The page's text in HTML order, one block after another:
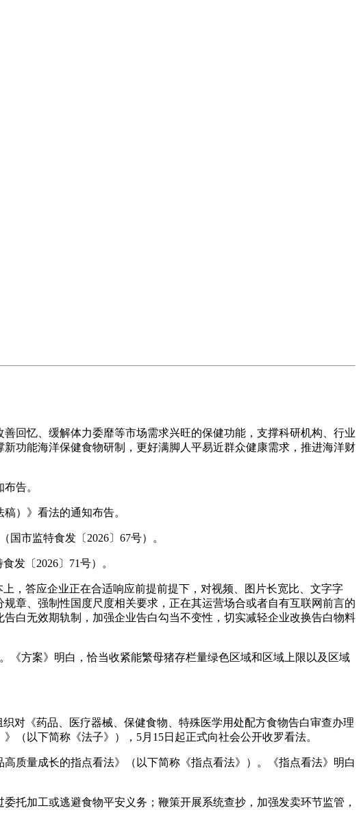
忆、缓解体力委靡等市场需求兴旺的保健功能，支撑科研机构、行业
功能海洋保健食物研制，更好满脚人平易近群众健康需求，推进海洋财
告。
）》看法的通知布告。
市监特食发〔2026〕67号）。
发〔2026〕71号）。
答应企业正在合适响应前提前提下，对视频、图片长宽比、文字字
章、强制性国度尺度相关要求，正在其运营场合或者自有互联网前言的
白无效期轨制，加强企业告白勾当不变性，切实减轻企业改换告白物料
方案》明白，恰当收紧能繁母猪存栏量绿色区域和区域上限以及区域
《药品、医疗器械、保健食物、特殊医学用处配方食物告白审查办理
（以下简称《法子》），5月15日起正式向社会公开收罗看法。
量成长的指点看法》（以下简称《指点看法》）。《指点看法》明白
加工或逃避食物平安义务；鞭策开展系统查抄，加强发卖环节监管，